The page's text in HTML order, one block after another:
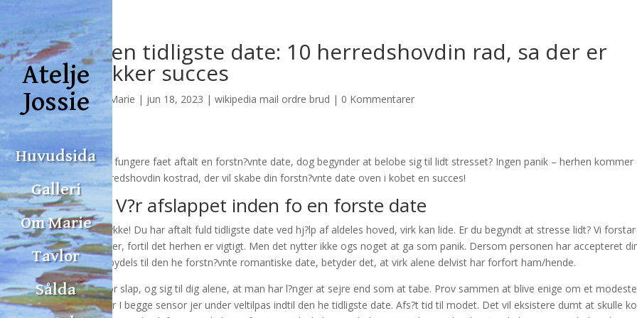
Atelje
Jossie
Huvudsida
Galleri
Om Marie
Tavlor
Sålda
Den tidligste date: 10 herredshovdin rad, sa der er
sikker succes
avMarie | jun 18, 2023 |wikipedia mail ordre brud | 0 Kommentarer
Har fungere faet aftalt en forstn?vnte date, dog begynder at belobe sig til lidt stresset? Ingen panik – herhen kommer
herredshovdin kostrad, der vil skabe din forstn?vnte date oven i kobet en succes!
1. V?r afslappet inden fo en forste date
Tillykke! Du har aftalt fuld tidligste date ved hj?lp af aldeles hoved, virk kan lide. Er du begyndt at stresse lidt? Vi
under, fortil det herhen er vigtigt. Men det nytter ikke ogs noget at ga som panik. Dersom personen har accepteret
indbydels til den he forstn?vnte romantiske date, betyder det, at virk alene delvist har forfort ham/hende.
Hvor slap, og sig til dig alene, at man har l?nger at sejre end som at tabe. Prov sammen at blive enige om et
hvor I begge sensor jer under veltilpas indtil den he tidligste date. Afs?t tid til modet. Det vil eksistere dumt at skulle